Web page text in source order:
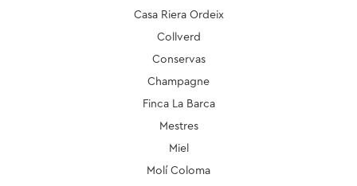
Casa Riera Ordeix
Collverd
Conservas
Champagne
Finca La Barca
Mestres
Miel
Molí Coloma